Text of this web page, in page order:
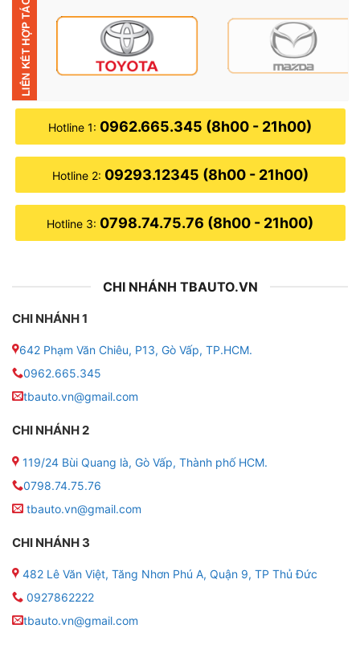
Bình ắc quy nước GS NS70
Thông số kỹ thuật của bình ắc quy nước GS NS70
● Thương hiệu: GS
● Điện áp: 12V
● Dung lượng: 65AH
● Kích thước (Dài x Rộng x Cao): 260 x 173 x 225
(mm)
● Loại bình: Ắc quy nước
● Trọng lượng axit: 5 lít
● Vật liệu làm vỏ bình: Nhựa PP
● Xuất xứ: Việt Nam
● Thời gian bảo hành: 6 tháng
Hotline 1: 0962.665.345 (8h00 - 21h00)
Hotline 2: 09293.12345 (8h00 - 21h00)
Hotline 3: 0798.74.75.76 (8h00 - 21h00)
CHI NHÁNH TBAUTO.VN
CHI NHÁNH 1
642 Phạm Văn Chiêu, P13, Gò Vấp, TP.HCM.
0962.665.345
tbauto.vn@gmail.com
CHI NHÁNH 2
119/24 Bùi Quang là, Gò Vấp, Thành phố HCM.
0798.74.75.76
tbauto.vn@gmail.com
CHI NHÁNH 3
482 Lê Văn Việt, Tăng Nhơn Phú A, Quận 9, TP Thủ Đức
0927862222
tbauto.vn@gmail.com